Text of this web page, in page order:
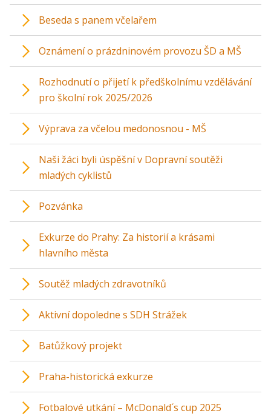
Beseda s panem včelařem
Oznámení o prázdninovém provozu ŠD a MŠ
Rozhodnutí o přijetí k předškolnímu vzdělávání
pro školní rok 2025/2026
Výprava za včelou medonosnou - MŠ
Naši žáci byli úspěšní v Dopravní soutěži
mladých cyklistů
Pozvánka
Exkurze do Prahy: Za historií a krásami
hlavního města
Soutěž mladých zdravotníků
Aktivní dopoledne s SDH Strážek
Batůžkový projekt
Praha-historická exkurze
Fotbalové utkání – McDonald´s cup 2025